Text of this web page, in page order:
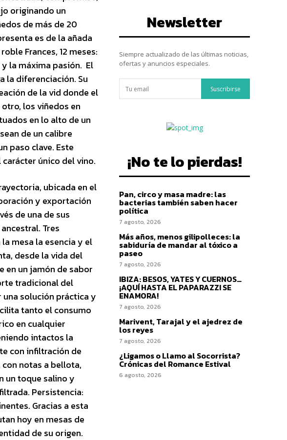
originando un
de más de 20
es de la añada
Frances, 12 meses:
la máxima pasión. El
la diferenciación. Su
de la vid donde el
los viñedos en
en lo alto de un
de un calibre
paso clave. Este
único del vino.
ubicada en el
y exportación
de una de sus
Tres
mesa la esencia y el
desde la vida del
en un jamón de sabor
tradicional del
solución práctica y
tanto el consumo
en cualquier
intactos la
con infiltración de
notas a bellota,
un toque salino y
Persistencia:
Gracias a esta
hoy en mesas de
de su origen.
Newsletter
Siempre actualizado de las últimas noticias,
ofertas y anuncios especiales.
Suscribirse
¡No te lo pierdas!
Pan, circo y masa madre: las
bacterias también saben hacer
política
7 agosto, 2026
Más años, menos gilipolleces: la
sabiduría de mandar al tóxico a
paseo
7 agosto, 2026
IBIZA: BESOS, YATES Y CUERNOS…
¡AQUÍ HASTA EL PAPARAZZI SE
ENAMORA!
7 agosto, 2026
Marivent, Tarajal y el ajedrez de
los reyes
7 agosto, 2026
¿Ligamos o Llamo al Socorrista?
Crónicas del Romance Estival
6 agosto, 2026